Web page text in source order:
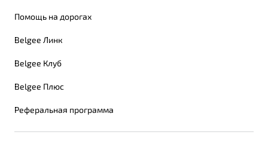
Помощь на дорогах
Belgee Линк
Belgee Клуб
Belgee Плюс
Реферальная программа